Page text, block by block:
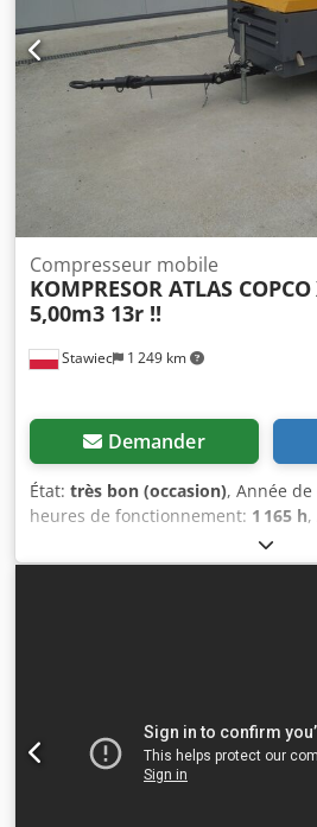
Stawiec 1 249 km
Compresseur mobile
KOMPRESOR ATLAS COPCO
5,00m3 13r !!
Demander
État: très bon (occasion), Année
heures de fonctionnement: 1 165 h,
COMPRESSEUR XAS87 5,00m3 13r !
ATLAS COPCO XAS87 machine
techniques : capacité 5,00 m3/min
montrant le fonctionnement de la